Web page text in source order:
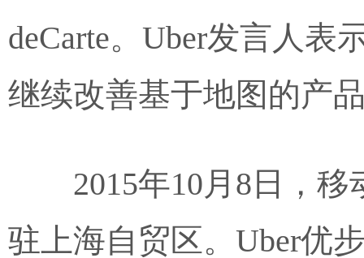
deCarte。Uber发言人表
继续改善基于地图的产
2015年10月8日，
驻上海自贸区。 Uber优